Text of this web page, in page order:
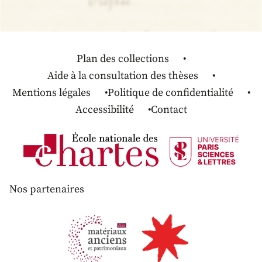
Plan des collections
Aide à la consultation des thèses
Mentions légales
Politique de confidentialité
Accessibilité
Contact
Nos partenaires